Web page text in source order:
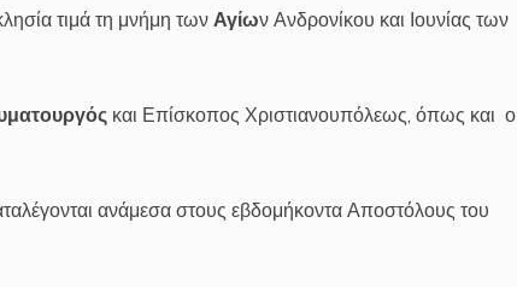
τιμά τη μνήμη των Αγίων Ανδρονίκου και Ιουνίας των
και Επίσκοπος Χριστιανουπόλεως, όπως και ο
ανάμεσα στους εβδομήκοντα Αποστόλους του